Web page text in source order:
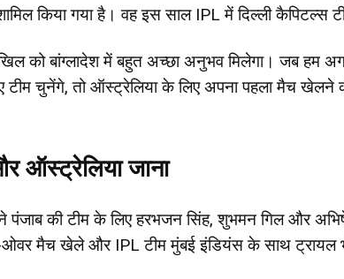
किया गया है। वह इस साल IPL में दिल्ली कैपिटल्स
को बांग्लादेश में बहुत अच्छा अनुभव मिलेगा। जब हम
चुनेंगे, तो ऑस्ट्रेलिया के लिए अपना पहला मैच खेलने
ऑस्ट्रेलिया जाना
ने पंजाब की टीम के लिए हरभजन सिंह, शुभमन गिल और
मैच खेले और IPL टीम मुंबई इंडियंस के साथ ट्रायल